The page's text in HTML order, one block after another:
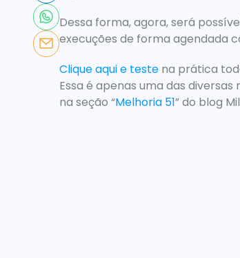
Dessa forma, agora, será
execuções de forma agendada
Clique aqui e teste na prática
Essa é apenas uma das
na seção “Melhoria 51” do blog